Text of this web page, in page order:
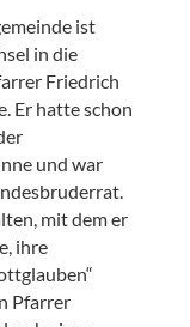
ist
in die
Friedrich
Er hatte schon
und war
mit dem er
ihre
Pfarrer